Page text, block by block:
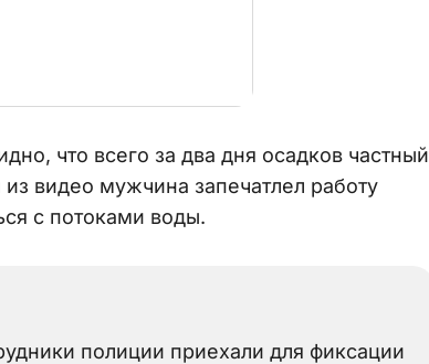
что всего за два дня осадков частный
видео мужчина запечатлел работу
с потоками воды.
полиции приехали для фиксации